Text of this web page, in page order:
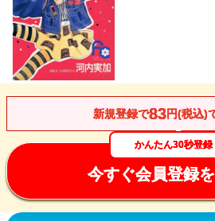
新規登録で83円(税込)
かんたん30秒登録
今すぐ会員登録